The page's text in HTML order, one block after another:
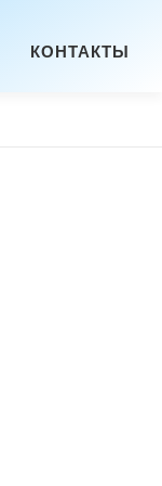
КОНТАКТЫ